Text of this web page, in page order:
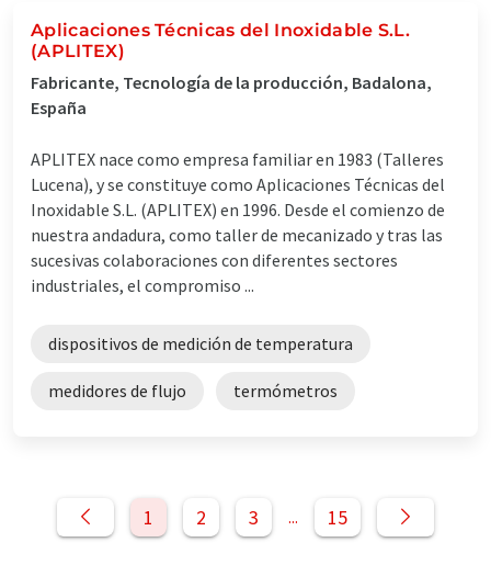
Aplicaciones Técnicas del Inoxidable S.L.
(APLITEX)
Fabricante, Tecnología de la producción, Badalona,
España
APLITEX nace como empresa familiar en 1983 (Talleres
Lucena), y se constituye como Aplicaciones Técnicas del
Inoxidable S.L. (APLITEX) en 1996. Desde el comienzo de
nuestra andadura, como taller de mecanizado y tras las
sucesivas colaboraciones con diferentes sectores
industriales, el compromiso ...
dispositivos de medición de temperatura
medidores de flujo termómetros
1 2 3 ... 15